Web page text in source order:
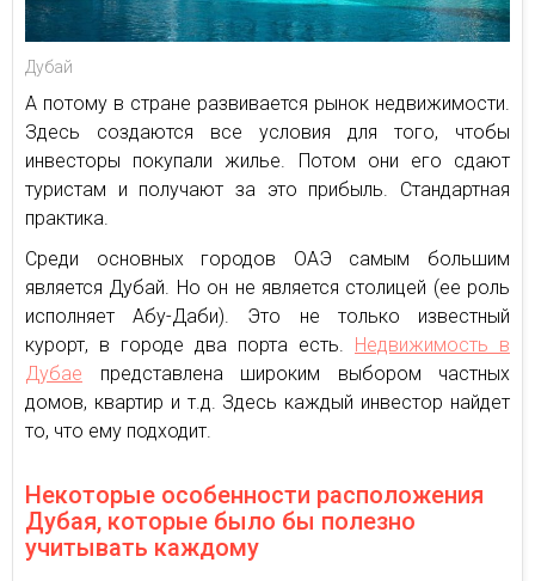
Дубай
А потому в стране развивается рынок недвижимости.
Здесь создаются все условия для того, чтобы
инвесторы покупали жилье. Потом они его сдают
туристам и получают за это прибыль. Стандартная
практика.
Среди основных городов ОАЭ самым большим
является Дубай. Но он не является столицей (ее роль
исполняет Абу-Даби). Это не только известный
курорт, в городе два порта есть. Недвижимость в
Дубае представлена широким выбором частных
домов, квартир и т.д. Здесь каждый инвестор найдет
то, что ему подходит.
Некоторые особенности расположения
Дубая, которые было бы полезно
учитывать каждому